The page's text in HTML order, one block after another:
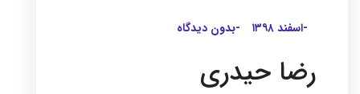
-اسفند ۱۳۹۸ -بدون دیدگاه
رضا حیدری